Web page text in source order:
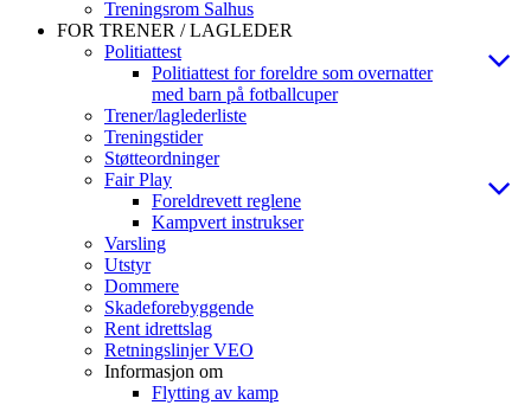
Treningsrom Salhus
FOR TRENER / LAGLEDER
Politiattest
Politiattest for foreldre som overnatter
med barn på fotballcuper
Trener/laglederliste
Treningstider
Støtteordninger
Fair Play
Foreldrevett reglene
Kampvert instrukser
Varsling
Utstyr
Dommere
Skadeforebyggende
Rent idrettslag
Retningslinjer VEO
Informasjon om
Flytting av kamp